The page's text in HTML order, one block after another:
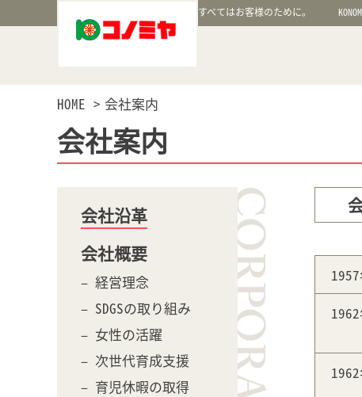
すべてはお客様のために。
HOME 会社案内
会社案内
会社沿革
会社概要
– 経営理念
– SDGSの取り組み
– 女性の活躍
– 次世代育成支援
– 育児休暇の取得